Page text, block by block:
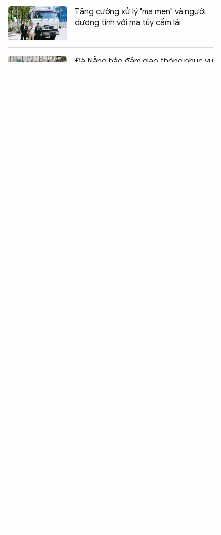
Tăng cường xử lý "ma men" và người
dương tính với ma túy cầm lái
Đà Nẵng bảo đảm giao thông phục vụ